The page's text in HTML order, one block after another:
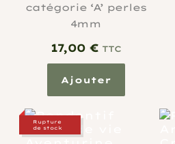
catégorie ‘A’ perles
4mm
17,00€ TTC
Ajouter
Rupture
de stock